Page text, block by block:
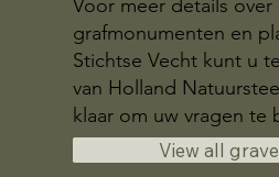
Voor meer details over
grafmonumenten en
Stichtse Vecht kunt u
van Holland
klaar om uw vragen te
View all